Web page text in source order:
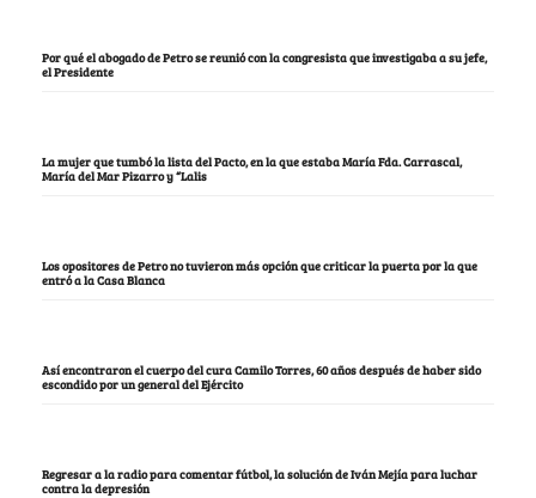
Por qué el abogado de Petro se reunió con la congresista que investigaba a su jefe,
el Presidente
La mujer que tumbó la lista del Pacto, en la que estaba María Fda. Carrascal,
María del Mar Pizarro y “Lalis
Los opositores de Petro no tuvieron más opción que criticar la puerta por la que
entró a la Casa Blanca
Así encontraron el cuerpo del cura Camilo Torres, 60 años después de haber sido
escondido por un general del Ejército
Regresar a la radio para comentar fútbol, la solución de Iván Mejía para luchar
contra la depresión